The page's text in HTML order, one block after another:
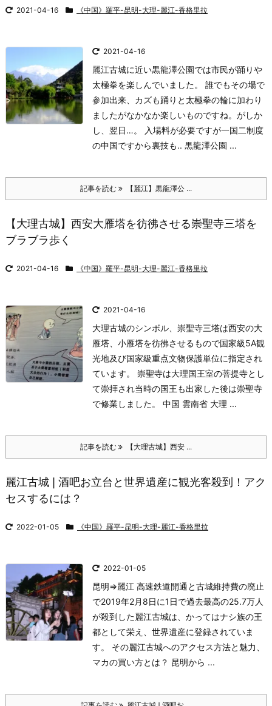
2021-04-16 《中国》羅平-昆明-大理-麗江-香格里拉
2021-04-16
麗江古城に近い黒龍澤公園では市民が踊りや
太極拳を楽しんでいました。 誰でもその場で
参加出来、カズも踊りと太極拳の輪に加わり
ましたがなかなか楽しいものですね。がしか
し、翌日…。 入場料が必要ですが一国二制度
の中国ですから裏技も.. 黒龍澤公園 ...
記事を読む 【麗江】黒龍澤公 ...
【大理古城】西安大雁塔を彷彿させる崇聖寺三塔を
ブラブラ歩く
2021-04-16 《中国》羅平-昆明-大理-麗江-香格里拉
2021-04-16
大理古城のシンボル、崇聖寺三塔は西安の大
雁塔、小雁塔を彷彿させるもので国家級5A観
光地及び国家級重点文物保護単位に指定され
ています。 崇聖寺は大理国王室の菩提寺とし
て崇拝され当時の国王も出家した後は崇聖寺
で修業しました。 中国 雲南省 大理 ...
記事を読む 【大理古城】西安 ...
麗江古城❘酒吧お立台と世界遺産に観光客殺到！アク
セスするには？
2022-01-05 《中国》羅平-昆明-大理-麗江-香格里拉
2022-01-05
昆明⇒麗江 高速鉄道開通と古城維持費の廃止
で2019年2月8日に1日で過去最高の25.7万人
が殺到した麗江古城は、かってはナシ族の王
都として栄え、世界遺産に登録されていま
す。 その麗江古城へのアクセス方法と魅力、
マカの買い方とは？ 昆明から ...